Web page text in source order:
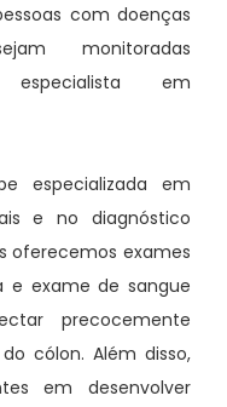
com doenças
monitoradas
em
especializada em
e no diagnóstico
oferecemos exames
e exame de sangue
precocemente
cólon. Além disso,
em desenvolver